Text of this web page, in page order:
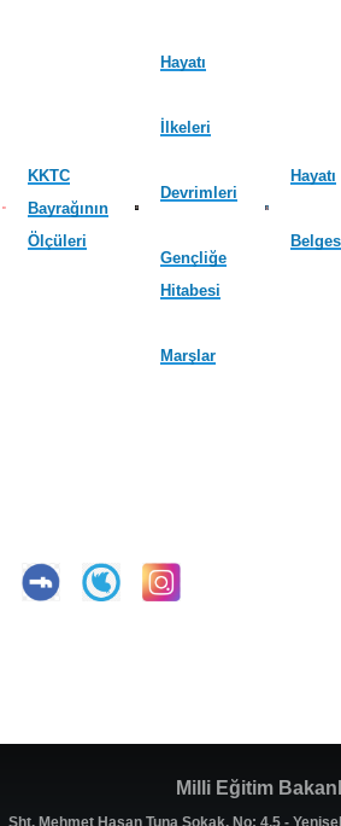
KKTC
Bayrağının
Ölçüleri
Hayatı
İlkeleri
Devrimleri
Gençliğe
Hitabesi
Marşlar
Hayatı
Milli Eğitim
Şht. Mehmet Hasan Tuna Sokak, No: 4,5 -